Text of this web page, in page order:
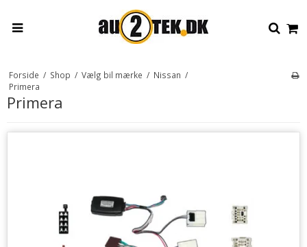
Forside / Shop / Vælg bil mærke / Nissan /
Primera
Primera